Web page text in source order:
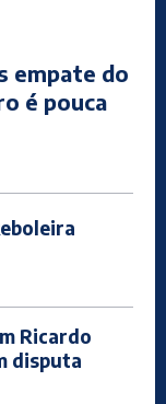
empate do
é pouca
Ricardo
disputa